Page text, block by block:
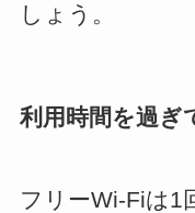
しょう。
利用時間を過ぎ
フリーWi-Fiは1